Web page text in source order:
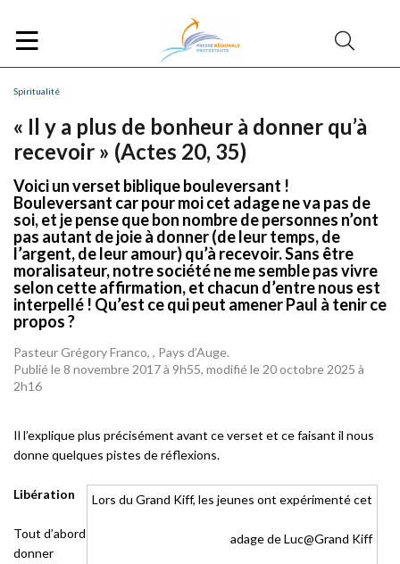
Spiritualité
« Il y a plus de bonheur à donner qu’à
recevoir » (Actes 20, 35)
Voici un verset biblique bouleversant !
Bouleversant car pour moi cet adage ne va pas de
soi, et je pense que bon nombre de personnes n’ont
pas autant de joie à donner (de leur temps, de
l’argent, de leur amour) qu’à recevoir. Sans être
moralisateur, notre société ne me semble pas vivre
selon cette affirmation, et chacun d’entre nous est
interpellé ! Qu’est ce qui peut amener Paul à tenir ce
propos ?
Pasteur Grégory Franco, , Pays d’Auge.
Publié le 8 novembre 2017 à 9h55, modifié le 20 octobre 2025 à
2h16
Il l’explique plus précisément avant ce verset et ce faisant il nous
donne quelques pistes de réflexions.
Lors du Grand Kiff, les jeunes ont expérimenté cet
adage de Luc@Grand Kiff
Libération
Tout d’abord
donner